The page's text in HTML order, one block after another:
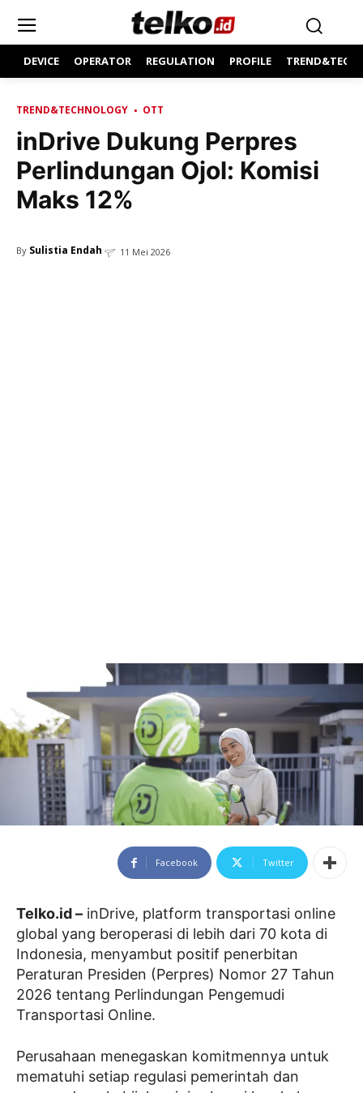
DEVICE OPERATOR REGULATION PROFILE
TREND&TECHNOLOGY OTT
inDrive Dukung Perpres
Perlindungan Ojol: Komisi
Maks 12%
By Sulistia Endah 11 Mei 2026
Facebook Twitter
Telko.id – inDrive, platform transportasi online
global yang beroperasi di lebih dari 70 kota di
Indonesia, menyambut positif penerbitan
Peraturan Presiden (Perpres) Nomor 27 Tahun
2026 tentang Perlindungan Pengemudi
Transportasi Online.
Perusahaan menegaskan komitmennya untuk
mematuhi setiap regulasi pemerintah dan